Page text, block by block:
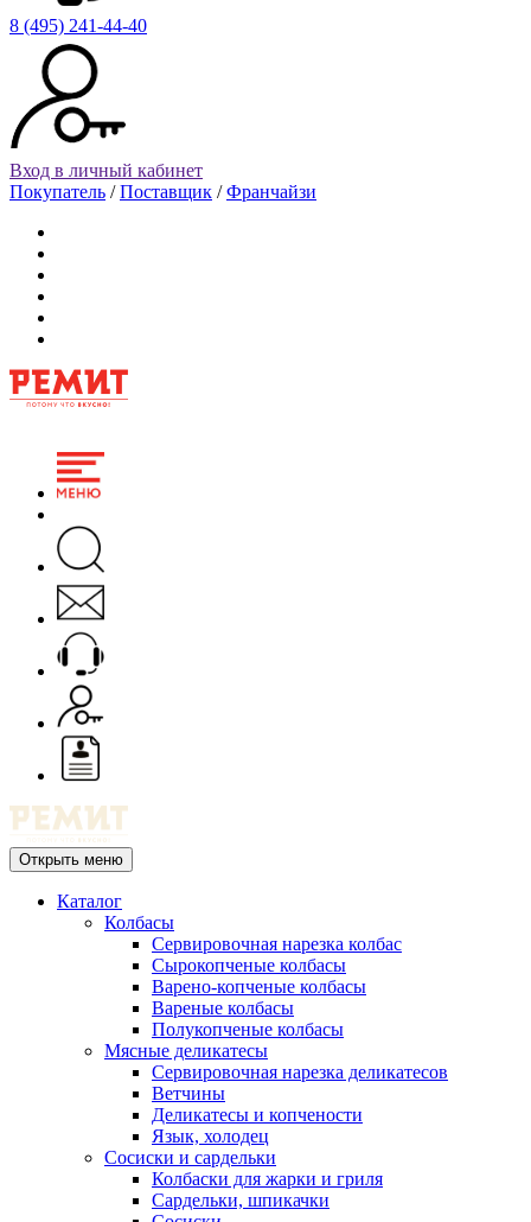
8 (495) 241-44-40
Вход в личный кабинет
Покупатель /Поставщик /Франчайзи
Открыть меню
Каталог
Колбасы
Сервировочная нарезка колбас
Сырокопченые колбасы
Варено-копченые колбасы
Вареные колбасы
Полукопченые колбасы
Мясные деликатесы
Сервировочная нарезка деликатесов
Ветчины
Деликатесы и копчености
Язык, холодец
Сосиски и сардельки
Колбаски для жарки и гриля
Сардельки, шпикачки